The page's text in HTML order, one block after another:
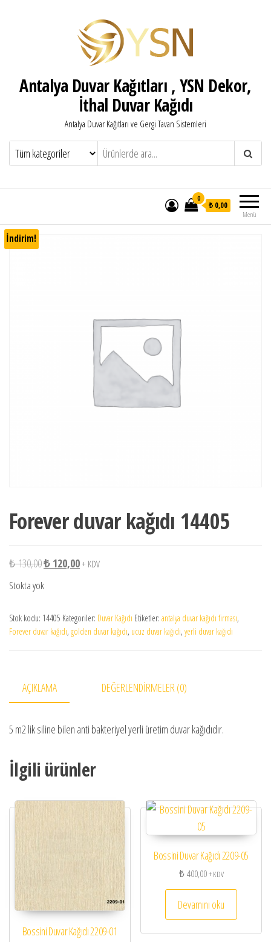
Antalya Duvar Kağıtları , YSN Dekor,
İthal Duvar Kağıdı
Antalya Duvar Kağıtları ve Gergi Tavan Sistemleri
Menü
0
₺ 0,00
İndirim!
Forever duvar kağıdı 14405
₺130,00Orijinal fiyat: ₺ 130,00.
₺120,00Şu andaki fiyat: ₺ 120,00.
+ KDV
Stokta yok
Stok kodu: 14405 Kategoriler: Duvar Kağıdı Etiketler: antalya duvar kağıdı firması,
Forever duvar kağıdı, golden duvar kağıdı, ucuz duvar kağıdı, yerli duvar kağıdı
AÇIKLAMA DEĞERLENDIRMELER (0)
5 m2 lik siline bilen anti bakteriyel yerli üretim duvar kağıdıdır.
İlgili ürünler
Bossini Duvar Kağıdı 2209-01
Bossini Duvar Kağıdı 2209-05
₺400,00+ KDV
Devamını oku